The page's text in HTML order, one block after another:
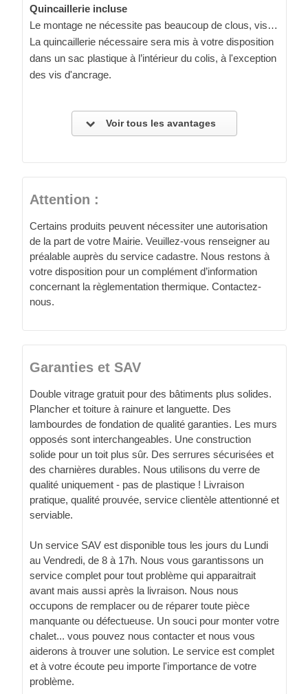
Quincaillerie incluse
Le montage ne nécessite pas beaucoup de clous, vis…
La quincaillerie nécessaire sera mis à votre disposition
dans un sac plastique à l’intérieur du colis, à l'exception
des vis d'ancrage.
Voir tous les avantages
Attention :
Certains produits peuvent nécessiter une autorisation
de la part de votre Mairie. Veuillez-vous renseigner au
préalable auprès du service cadastre. Nous restons à
votre disposition pour un complément d’information
concernant la règlementation thermique. Contactez-
nous.
Garanties et SAV
Double vitrage gratuit pour des bâtiments plus solides.
Plancher et toiture à rainure et languette. Des
lambourdes de fondation de qualité garanties. Les murs
opposés sont interchangeables. Une construction
solide pour un toit plus sûr. Des serrures sécurisées et
des charnières durables. Nous utilisons du verre de
qualité uniquement - pas de plastique ! Livraison
pratique, qualité prouvée, service clientèle attentionné et
serviable.
Un service SAV est disponible tous les jours du Lundi
au Vendredi, de 8 à 17h. Nous vous garantissons un
service complet pour tout problème qui apparaitrait
avant mais aussi après la livraison. Nous nous
occupons de remplacer ou de réparer toute pièce
manquante ou défectueuse. Un souci pour monter votre
chalet... vous pouvez nous contacter et nous vous
aiderons à trouver une solution. Le service est complet
et à votre écoute peu importe l'importance de votre
problème.